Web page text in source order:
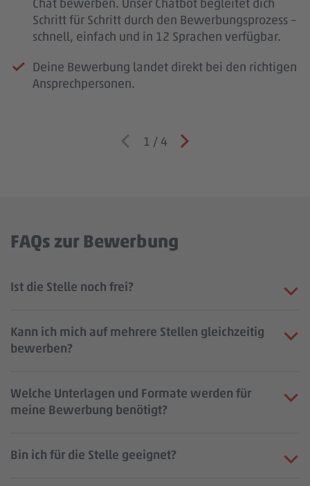
Chat bewerben. Unser Chatbot begleitet dich
Schritt für Schritt durch den Bewerbungsprozess –
schnell, einfach und in 12 Sprachen verfügbar.
Deine Bewerbung landet direkt bei den richtigen
Ansprechpersonen.
1 / 4
FAQs zur Bewerbung
Ist die Stelle noch frei?
Kann ich mich auf mehrere Stellen gleichzeitig
bewerben?
Welche Unterlagen und Formate werden für
meine Bewerbung benötigt?
Bin ich für die Stelle geeignet?